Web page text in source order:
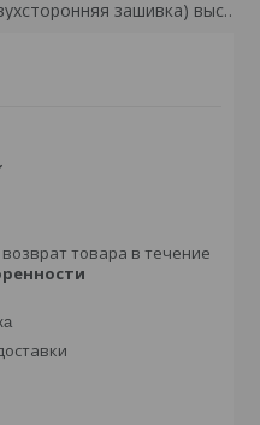
Забор из металлического штакетника (двусторонний штакетник/двухсторонняя зашивка) высота 2 м
возврат товара в течение